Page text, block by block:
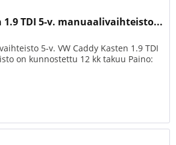
1.9 TDI 5-v. manuaalivaihteisto...
5-v. VW Caddy Kasten 1.9 TDI
on kunnostettu 12 kk takuu Paino: